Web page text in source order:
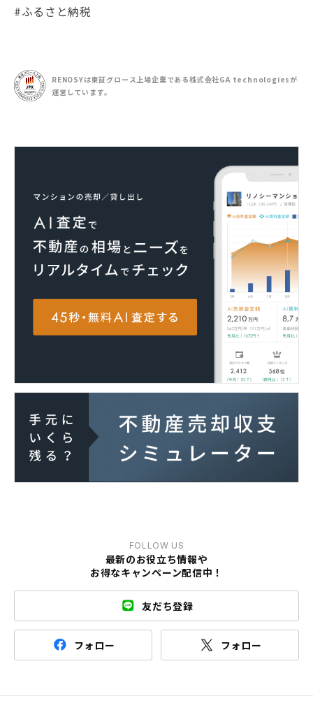
#ふるさと納税
FOLLOW US
最新のお役立ち情報や
お得なキャンペーン配信中！
友だち登録
フォロー フォロー
RENOSYは東証グロース上場企業である株式会社GA technologiesが
運営しています。